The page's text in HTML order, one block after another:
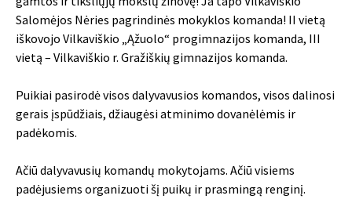
Salomėjos Nėries pagrindinės mokyklos komanda! II vietą
iškovojo Vilkaviškio „Ąžuolo“ progimnazijos komanda, III
vietą – Vilkaviškio r. Gražiškių gimnazijos komanda.
Puikiai pasirodė visos dalyvavusios komandos, visos dalinosi
gerais įspūdžiais, džiaugėsi atminimo dovanėlėmis ir
padėkomis.
Ačiū dalyvavusių komandų mokytojams. Ačiū visiems
padėjusiems organizuoti šį puikų ir prasmingą renginį.